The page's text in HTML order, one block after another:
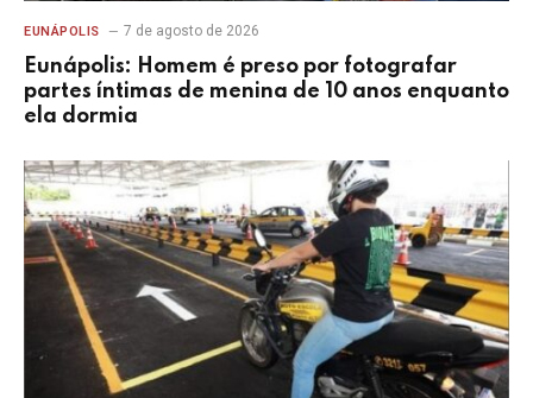
EUNÁPOLIS 7 de agosto de 2026
Eunápolis: Homem é preso por fotografar
partes íntimas de menina de 10 anos enquanto
ela dormia